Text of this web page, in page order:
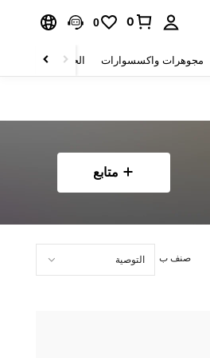
0
0
مجوهرات واكسسوارات الحقائب والأمتعة
متابع
صنف ب